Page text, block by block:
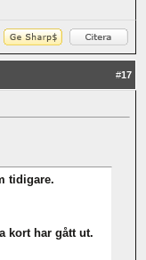
#17
tidigare.
kort har gått ut.